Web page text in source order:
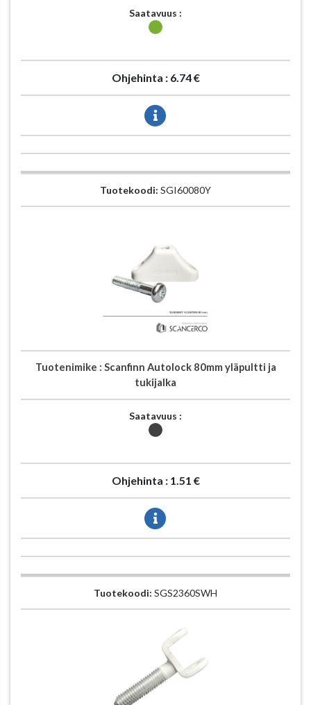
Saatavuus :
Ohjehinta : 6.74 €
Tuotekoodi: SGI60080Y
Tuotenimike : Scanfinn Autolock 80mm yläpultti ja
tukijalka
Saatavuus :
Ohjehinta : 1.51 €
Tuotekoodi: SGS2360SWH